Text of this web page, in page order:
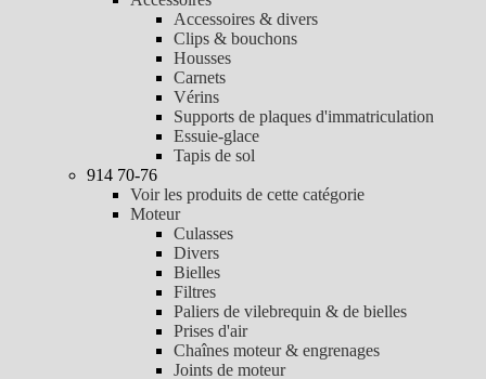
Accessoires & divers
Clips & bouchons
Housses
Carnets
Vérins
Supports de plaques d'immatriculation
Essuie-glace
Tapis de sol
914 70-76
Voir les produits de cette catégorie
Moteur
Culasses
Divers
Bielles
Filtres
Paliers de vilebrequin & de bielles
Prises d'air
Chaînes moteur & engrenages
Joints de moteur